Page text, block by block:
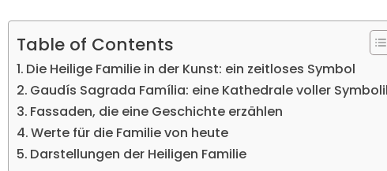
Table of Contents
Die Heilige Familie in der Kunst: ein zeitloses Symbol
Gaudís Sagrada Família: eine Kathedrale voller
Fassaden, die eine Geschichte erzählen
Werte für die Familie von heute
Darstellungen der Heiligen Familie